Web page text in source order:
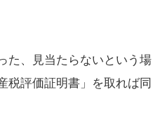
た、見当たらないという場
税評価証明書」を取れば同